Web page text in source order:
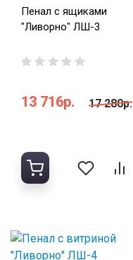
Пенал с ящиками
"Ливорно" ЛШ-3
13 716р. 17 280р.